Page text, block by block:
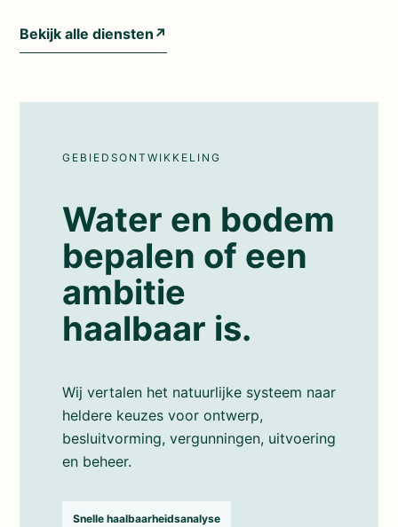
Bekijk alle diensten ↗
GEBIEDSONTWIKKELING
Water en bodem
bepalen of een
ambitie
haalbaar is.
Wij vertalen het natuurlijke systeem naar
heldere keuzes voor ontwerp,
besluitvorming, vergunningen, uitvoering
en beheer.
Snelle haalbaarheidsanalyse